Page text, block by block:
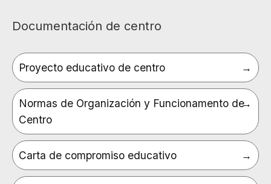
Documentación de centro
Proyecto educativo de centro
Normas de Organización y Funcionamento de
Centro
Carta de compromiso educativo